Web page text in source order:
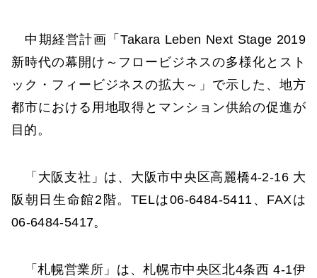
中期経営計画「Takara Leben Next Stage 2019
新時代の幕開け～フロービジネスの多様化とスト
ック・フィービジネスの拡大～」で示した、地方
都市における用地取得とマンション供給の促進が
目的。
「大阪支社」は、大阪市中央区高麗橋4-2-16 大
阪朝日生命館2階。TELは06-6484-5411、FAXは
06-6484-5417。
「札幌営業所」は、札幌市中央区北4条西 4-1伊